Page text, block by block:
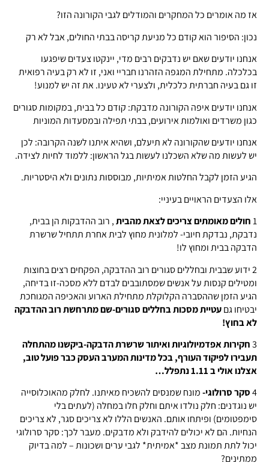
אז מה אומרים כל המחקרים והמודלים לגבי הקורונה הזו?
נכון: הסיפור הוא קודם כל מניעת קריסה בבתי החולים, אבל לא רק
אנחנו יודעים שאם יש נדבקים רבים מדי, יינקטו צעדים שיפגעו
בכלכלה. מתחילת המגפה הזהרנו חבריי ואני, זו לא רק בעיה רפואית
זו גם בעיה חברתית כלכלית, ולצערי לא טעינו. את זה יש למנוע!
אנחנו יודעים איפה הקורונה מדבקת: קודם כל בבית, במקומות סגורים
כגון משרדים ואולמות אירועים, בבתי תפילה ובמסעדות המוניות
אנחנו יודעים שהקורונה לא תיעלם, ושהיא איתנו לשנה הקרובה: לכן
יש לעשות מה שלא השכלנו לעשות בגל הראשון: ללמוד לחיות לצידה.
הגיע הזמן לקבל החלטות אמיתיות, מבוססות נתונים ולא היסטריות.
אלו הצעדים הראויים בעיניי:
1חולים מאומתים צריכים לצאת מהבית, רוב ההדבקות הן בבית,
נדבקת, נבדקת חיובי- למלונית מחוץ לבית אחרת תתחיל שרשרת
הדבקה בבית ומחוץ לו!
2 ידוע שבבית ובחללים סגורים רוב ההדבקה, הפקחים רצים בחוצות
ומטילים קנסות על אנשים שמסתובבים לבדם ללא מסכה-זו בדיחה,
הגיע הזמן שההסברה הקלוקלת מתחילת הארוע והאכיפה המגוחכת
יבטיחו גםעטיית מסכות בחללים סגורים-שם מתרחשת רוב ההדבקה
לא בחוץ!
3חקירות אפדמיולוגיות ואיתור שרשרת הדבקה-ביקשנו מהתחלה
תעבירו לפיקוד העורף, בכל מדינות המערב העסק כבר פועל טוב,
אצלנו אולי ב 1.11 נתפלל…
4סקר סרולוגי-מונח שמנסים להשכיח מאיתנו. לחלק מהאוכלוסייה
יש נוגדנים: חלק נולדו איתם וחלק חלו במחלה (לעתים בלי
סימפטומים) ופיתחו אותם. האנשים הללו לא צריכים סגר, לא צריכים
הנחיות. הם לא יכולים להידבק ולא מדבקים. מעבר לכך: סקר סרולוגי
יכול לתת תמונת מצב *אמיתית* לגבי ערים ושכונות – למה בדיוק
ממתינים?